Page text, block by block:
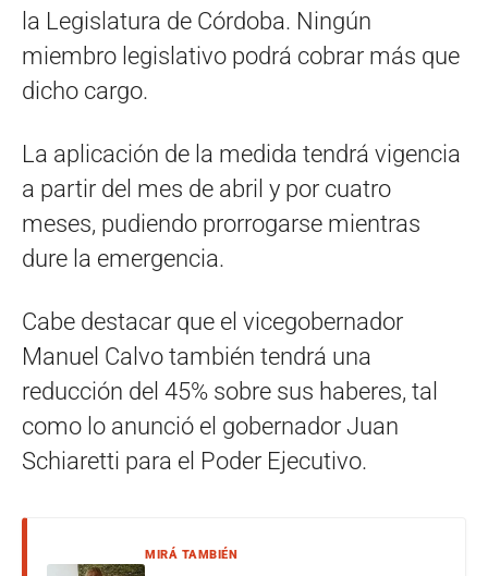
la Legislatura de Córdoba. Ningún
miembro legislativo podrá cobrar más que
dicho cargo.
La aplicación de la medida tendrá vigencia
a partir del mes de abril y por cuatro
meses, pudiendo prorrogarse mientras
dure la emergencia.
Cabe destacar que el vicegobernador
Manuel Calvo también tendrá una
reducción del 45% sobre sus haberes, tal
como lo anunció el gobernador Juan
Schiaretti para el Poder Ejecutivo.
MIRÁ TAMBIÉN